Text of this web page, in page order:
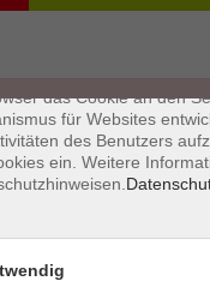
sind kleine
das Cookie an den
für Websites
des Benutzers
ein. Weitere